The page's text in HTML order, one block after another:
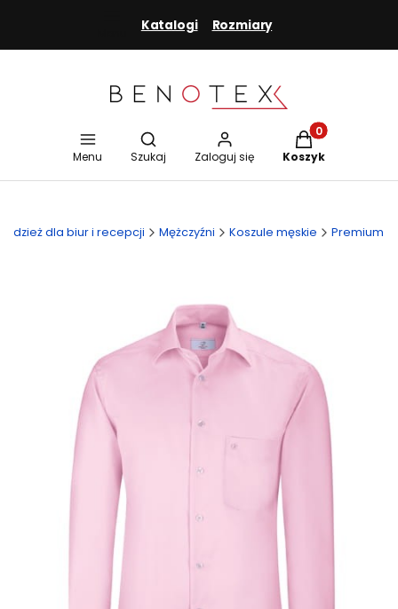
Katalogi Rozmiary
Menu
Otwórz wyszukiwarkę
Szukaj Zaloguj się
Produkty w
Koszyk
Odzież dla biur i recepcji Mężczyźni Koszule męskie Premium